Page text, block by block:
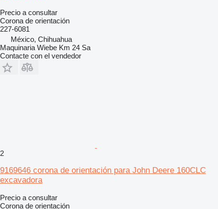
Precio a consultar
Corona de orientación
227-6081
México, Chihuahua
Maquinaria Wiebe Km 24 Sa
Contacte con el vendedor
2
9169646 corona de orientación para John Deere 160CLC
excavadora
Precio a consultar
Corona de orientación